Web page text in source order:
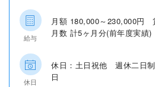
給与
月額 180,000～230,000
月数 計5ヶ月分(前年度実績)
休日
休日：土日祝他 週休二日
日